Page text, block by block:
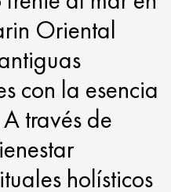
Oriental
con la esencia
través de
holísticos